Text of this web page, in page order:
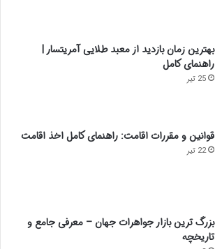
بهترین زمان بازدید از معبد طلایی آمریتسار |
راهنمای کامل
25 تیر
قوانین و مقررات اقامت: راهنمای کامل اخذ اقامت
22 تیر
بزرگ ترین بازار جواهرات جهان – معرفی جامع و
تاریخچه